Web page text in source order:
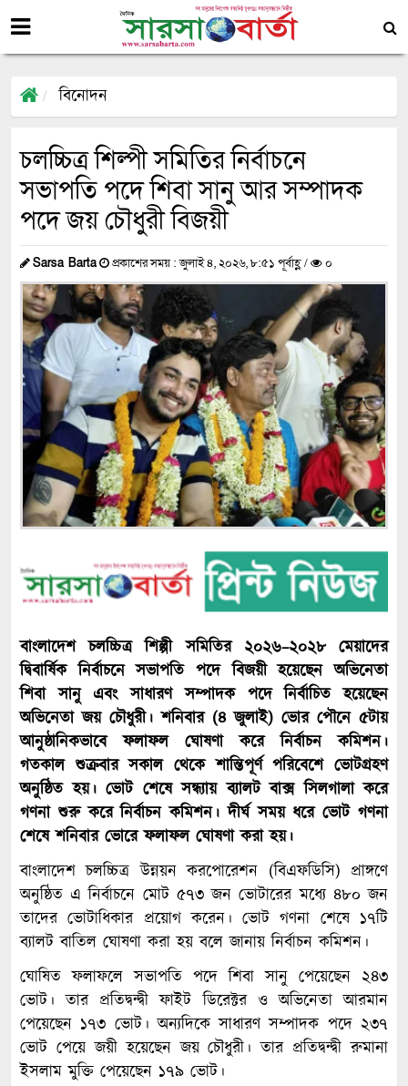
বিনোদন
চলচ্চিত্র শিল্পী সমিতির নির্বাচনে
সভাপতি পদে শিবা সানু আর সম্পাদক
পদে জয় চৌধুরী বিজয়ী
Sarsa Barta প্রকাশের সময় : জুলাই ৪, ২০২৬, ৮:৫১ পূর্বাহ্ণ / ০
বাংলাদেশ চলচ্চিত্র শিল্পী সমিতির ২০২৬–২০২৮ মেয়াদের
দ্বিবার্ষিক নির্বাচনে সভাপতি পদে বিজয়ী হয়েছেন অভিনেতা
শিবা সানু এবং সাধারণ সম্পাদক পদে নির্বাচিত হয়েছেন
অভিনেতা জয় চৌধুরী। শনিবার (৪ জুলাই) ভোর পৌনে ৫টায়
আনুষ্ঠানিকভাবে ফলাফল ঘোষণা করে নির্বাচন কমিশন।
গতকাল শুক্রবার সকাল থেকে শান্তিপূর্ণ পরিবেশে ভোটগ্রহণ
অনুষ্ঠিত হয়। ভোট শেষে সন্ধ্যায় ব্যালট বাক্স সিলগালা করে
গণনা শুরু করে নির্বাচন কমিশন। দীর্ঘ সময় ধরে ভোট গণনা
শেষে শনিবার ভোরে ফলাফল ঘোষণা করা হয়।
বাংলাদেশ চলচ্চিত্র উন্নয়ন করপোরেশন (বিএফডিসি) প্রাঙ্গণে
অনুষ্ঠিত এ নির্বাচনে মোট ৫৭৩ জন ভোটারের মধ্যে ৪৮০ জন
তাদের ভোটাধিকার প্রয়োগ করেন। ভোট গণনা শেষে ১৭টি
ব্যালট বাতিল ঘোষণা করা হয় বলে জানায় নির্বাচন কমিশন।
ঘোষিত ফলাফলে সভাপতি পদে শিবা সানু পেয়েছেন ২৪৩
ভোট। তার প্রতিদ্বন্দ্বী ফাইট ডিরেক্টর ও অভিনেতা আরমান
পেয়েছেন ১৭৩ ভোট। অন্যদিকে সাধারণ সম্পাদক পদে ২৩৭
ভোট পেয়ে জয়ী হয়েছেন জয় চৌধুরী। তার প্রতিদ্বন্দ্বী রুমানা
ইসলাম মুক্তি পেয়েছেন ১৭৯ ভোট।